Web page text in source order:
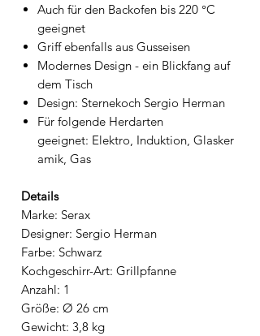
Auch für den Backofen bis 220 °C
geeignet
Griff ebenfalls aus Gusseisen
Modernes Design - ein Blickfang auf
dem Tisch
Design: Sternekoch Sergio Herman
Für folgende Herdarten
geeignet: Elektro, Induktion, Glasker
amik, Gas
Details
Marke: Serax
Designer: Sergio Herman
Farbe: Schwarz
Kochgeschirr-Art: Grillpfanne
Anzahl: 1
Größe: Ø 26 cm
Gewicht: 3,8 kg